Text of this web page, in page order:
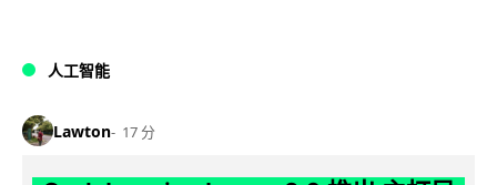
人工智能
Lawton 17 分